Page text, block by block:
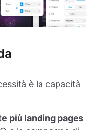
è la capacità
più landing pages